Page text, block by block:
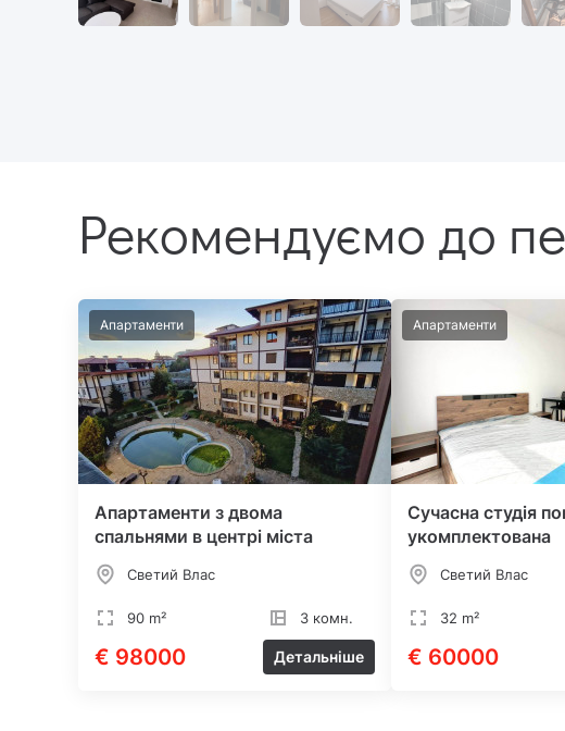
Рекомендуємо до
Апартаменти
Апартаменти з двома
спальнями в центрі міста
Светий Влас
90 m² 3 комн.
€ 98000 Детальніше
Апартаменти
Сучасна студія
укомплектована
Светий Влас
32 m²
€ 60000